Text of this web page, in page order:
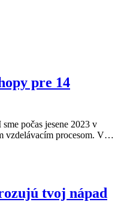
pre 14
počas jesene 2023 v
vzdelávacím procesom. V…
tvoj nápad